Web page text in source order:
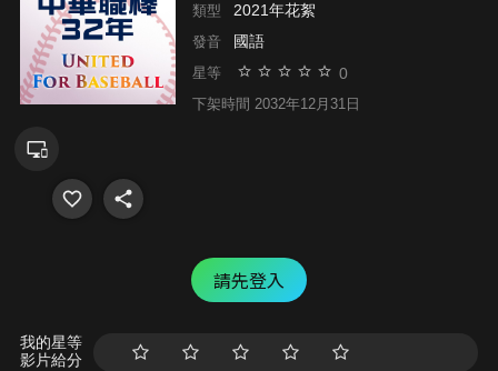
類型 2021年花絮
發音 國語
星等 0
下架時間 2032年12月31日
請先登入
我的星等
影片給分